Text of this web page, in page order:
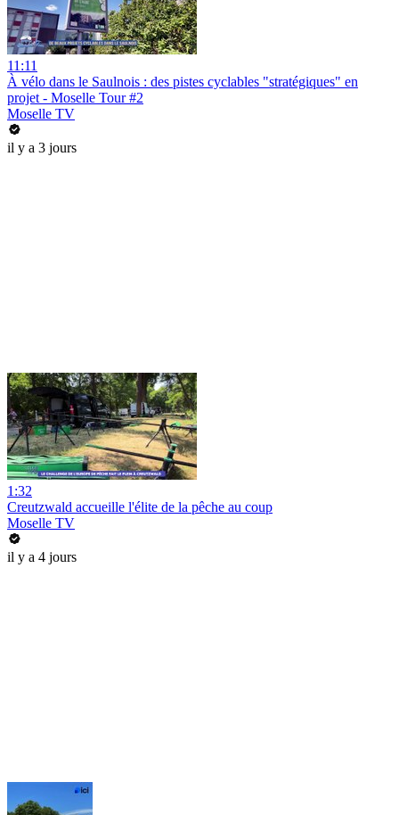
11:11
À vélo dans le Saulnois : des pistes cyclables "stratégiques" en
projet - Moselle Tour #2
Moselle TV
il y a 3 jours
1:32
Creutzwald accueille l'élite de la pêche au coup
Moselle TV
il y a 4 jours